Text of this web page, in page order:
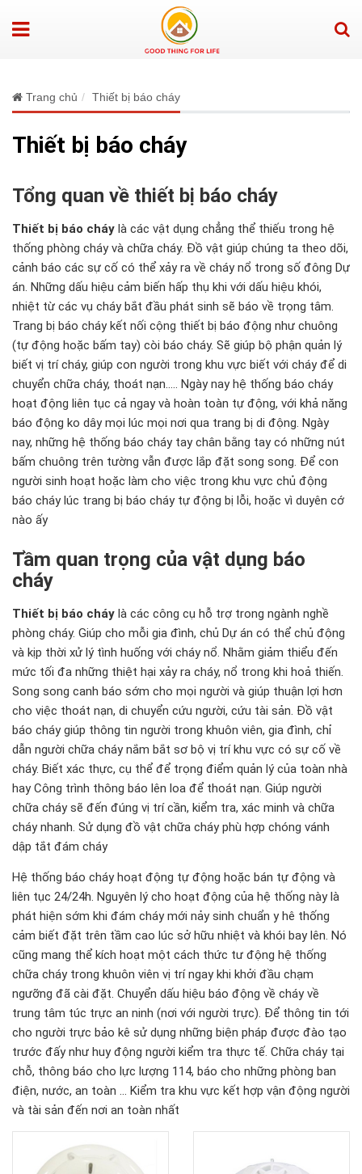
Trang chủ Thiết bị báo cháy
Thiết bị báo cháy
Tổng quan về thiết bị báo cháy
Thiết bị báo cháy là các vật dụng chẳng thể thiếu trong hệ
thống phòng cháy và chữa cháy. Đồ vật giúp chúng ta theo dõi,
cảnh báo các sự cố có thể xảy ra về cháy nổ trong số đông Dự
án. Những dấu hiệu cảm biến hấp thụ khi với dấu hiệu khói,
nhiệt từ các vụ cháy bắt đầu phát sinh sẽ báo về trọng tâm.
Trang bị báo cháy kết nối cộng thiết bị báo động như chuông
(tự động hoặc bấm tay) còi báo cháy. Sẽ giúp bộ phận quản lý
biết vị trí cháy, giúp con người trong khu vực biết với cháy để di
chuyển chữa cháy, thoát nạn..... Ngày nay hệ thống báo cháy
hoạt động liên tục cả ngay và hoàn toàn tự động, với khả năng
báo động ko dây mọi lúc mọi nơi qua trang bị di động. Ngày
nay, những hệ thống báo cháy tay chân bằng tay có những nút
bấm chuông trên tường vẫn được lắp đặt song song. Để con
người sinh hoạt hoặc làm cho việc trong khu vực chủ động
báo cháy lúc trang bị báo cháy tự động bị lỗi, hoặc vì duyên cớ
nào ấy
Tầm quan trọng của vật dụng báo
cháy
Thiết bị báo cháy là các công cụ hỗ trợ trong ngành nghề
phòng cháy. Giúp cho mỗi gia đình, chủ Dự án có thể chủ động
và kịp thời xử lý tình huống với cháy nổ. Nhằm giảm thiểu đến
mức tối đa những thiệt hại xảy ra cháy, nổ trong khi hoả thiến.
Song song canh báo sớm cho mọi người và giúp thuận lợi hơn
cho việc thoát nạn, di chuyển cứu người, cứu tài sản. Đồ vật
báo cháy giúp thông tin người trong khuôn viên, gia đình, chỉ
dẫn người chữa cháy nắm bắt sơ bộ vị trí khu vực có sự cố về
cháy. Biết xác thực, cụ thể để trọng điểm quản lý của toàn nhà
hay Công trình thông báo lên loa để thoát nạn. Giúp người
chữa cháy sẽ đến đúng vị trí cần, kiểm tra, xác minh và chữa
cháy nhanh. Sử dụng đồ vật chữa cháy phù hợp chóng vánh
dập tắt đám cháy
Hệ thống báo cháy hoạt động tự động hoặc bán tự động và
liên tục 24/24h. Nguyên lý cho hoạt động của hệ thống này là
phát hiện sớm khi đám cháy mới nảy sinh chuẩn y hê thống
cảm biết đặt trên tầm cao lúc sở hữu nhiệt và khói bay lên. Nó
cũng mang thể kích hoạt một cách thức tư động hệ thống
chữa cháy trong khuôn viên vị trí ngay khi khởi đầu chạm
ngưỡng đã cài đặt. Chuyển dấu hiệu báo động về cháy về
trung tâm túc trực an ninh (nơi với người trực). Để thông tin tới
cho người trực bảo kê sử dụng những biện pháp được đào tạo
trước đấy như huy động người kiểm tra thực tế. Chữa cháy tại
chỗ, thông báo cho lực lượng 114, báo cho những phòng ban
điện, nước, an toàn ... Kiểm tra khu vực kết hợp vận động người
và tài sản đến nơi an toàn nhất